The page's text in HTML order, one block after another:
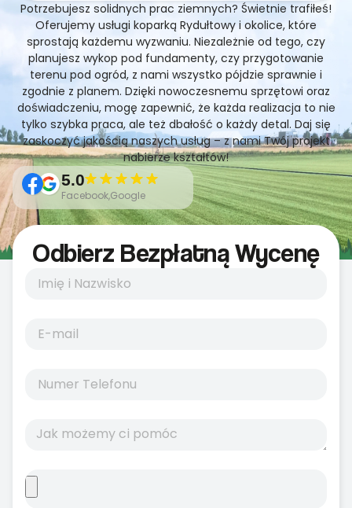
Potrzebujesz solidnych prac ziemnych? Świetnie trafiłeś!
Oferujemy usługi koparką Rydułtowy i okolice, które
sprostają każdemu wyzwaniu. Niezależnie od tego, czy
planujesz wykop pod fundamenty, czy przygotowanie
terenu pod ogród, z nami wszystko pójdzie sprawnie i
zgodnie z planem. Dzięki nowoczesnemu sprzętowi oraz
doświadczeniu, mogę zapewnić, że każda realizacja to nie
tylko szybka praca, ale też dbałość o każdy detal. Daj się
zaskoczyć jakością naszych usług – z nami Twój projekt
nabierze kształtów!
5.0
Facebook,Google
Odbierz Bezpłatną Wycenę